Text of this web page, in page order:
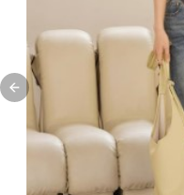
Previous slide